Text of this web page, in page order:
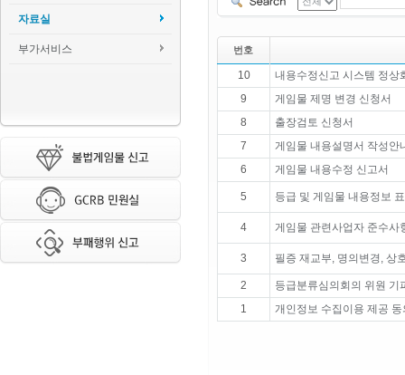
자료실
부가서비스 번호
10
내용수정신고 시스템 정상
9
게임물 제명 변경 신청서
8
출장검토 신청서
7
게임물 내용설명서 작성안
6
게임물 내용수정 신고서
5 등급 및 게임물 내용정보
4 게임물 관련사업자 준수사
3 필증 재교부, 명의변경, 상
2
등급분류심의회의 위원 기
1
개인정보 수집이용 제공 동